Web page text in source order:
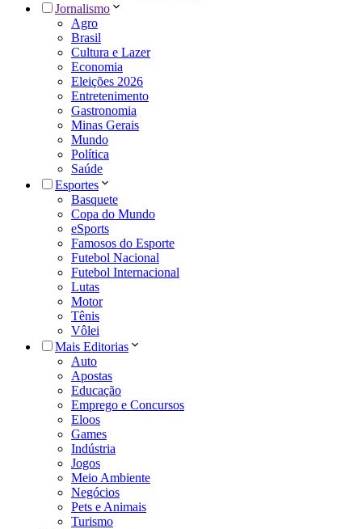
Jornalismo
Agro
Brasil
Cultura e Lazer
Economia
Eleições 2026
Entretenimento
Gastronomia
Minas Gerais
Mundo
Política
Saúde
Esportes
Basquete
Copa do Mundo
eSports
Famosos do Esporte
Futebol Nacional
Futebol Internacional
Lutas
Motor
Tênis
Vôlei
Mais Editorias
Auto
Apostas
Educação
Emprego e Concursos
Eloos
Games
Indústria
Jogos
Meio Ambiente
Negócios
Pets e Animais
Turismo